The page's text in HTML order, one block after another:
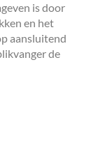
is door
en het
aansluitend
de